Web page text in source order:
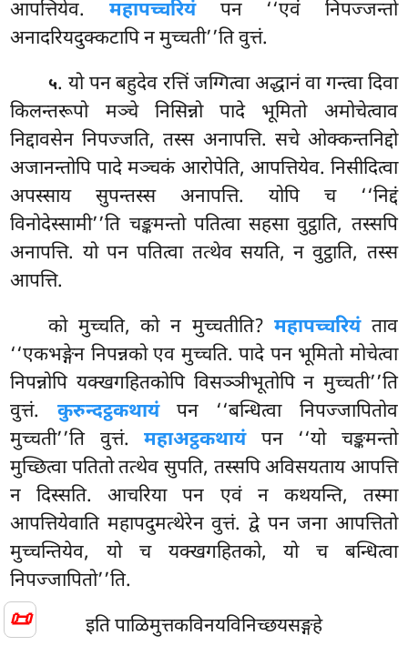
📜
आपत्तियेव. महापच्चरियंपन ‘‘एवं निपज्जन्तो
अनादरियदुक्कटापि न मुच्चती’’ति वुत्तं.
५. योपन बहुदेव रत्तिं जग्गित्वा अद्धानं वा गन्त्वा दिवा
किलन्तरूपो मञ्चे निसिन्नो पादे भूमितो अमोचेत्वाव
निद्दावसेन निपज्जति, तस्स अनापत्ति. सचे ओक्कन्तनिद्दो
अजानन्तोपि पादे मञ्चकं आरोपेति, आपत्तियेव. निसीदित्वा
अपस्साय सुपन्तस्स अनापत्ति. योपि च ‘‘निद्दं
विनोदेस्सामी’’ति चङ्कमन्तो पतित्वा सहसा वुट्ठाति, तस्सपि
अनापत्ति. यो पन पतित्वा तत्थेव सयति, न वुट्ठाति, तस्स
आपत्ति.
को मुच्चति, को न मुच्चतीति?महापच्चरियंताव
‘‘एकभङ्गेन निपन्नको एव मुच्चति. पादे पन भूमितो मोचेत्वा
निपन्नोपि यक्खगहितकोपि विसञ्ञीभूतोपि न मुच्चती’’ति
वुत्तं. कुरुन्दट्ठकथायंपन ‘‘बन्धित्वा निपज्जापितोव
मुच्चती’’ति वुत्तं.महाअट्ठकथायंपन ‘‘यो चङ्कमन्तो
मुच्छित्वा पतितो तत्थेव सुपति, तस्सपि अविसयताय आपत्ति
न दिस्सति. आचरिया पन एवं न कथयन्ति, तस्मा
आपत्तियेवाति महापदुमत्थेरेन वुत्तं. द्वे पन जना आपत्तितो
मुच्चन्तियेव, यो च यक्खगहितको, यो च बन्धित्वा
निपज्जापितो’’ति.
इति पाळिमुत्तकविनयविनिच्छयसङ्गहे